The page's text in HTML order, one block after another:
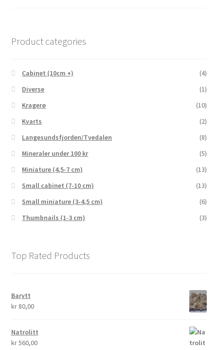
Product categories
Cabinet (10cm +)
(4)
Diverse
(1)
Kragerø
(10)
Kvarts
(2)
Langesundsfjorden/Tvedalen
(8)
Mineraler under 100 kr
(5)
Miniature (4,5-7 cm)
(13)
Small cabinet (7-10 cm)
(13)
Small miniature (3-4,5 cm)
(6)
Thumbnails (1-3 cm)
(3)
Top Rated Products
Barytt
kr80,00
Natrolitt
kr560,00